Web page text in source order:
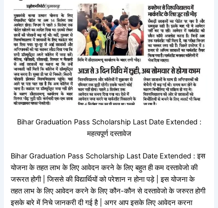
Bihar Graduation Pass Scholarship Last Date Extended :
महत्वपूर्ण दस्तावेज
Bihar Graduation Pass Scholarship Last Date Extended : इस
योजना के तहत लाभ के लिए आवेदन करने के लिए बहुत ही कम दस्तावेजो की
जरूरत होगी | जिससे की विद्यार्थियों को परेशान न होना पड़े | इस योजना के
तहत लाभ के लिए आवेदन करने के लिए कौन-कौन से दस्तावेजो के जरुरत होगी
इसके बारे में निचे जानकरी दी गई है | अगर आप इसके लिए आवेदन करना